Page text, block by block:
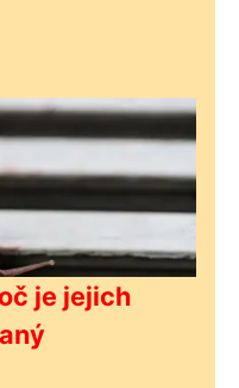
je jejich